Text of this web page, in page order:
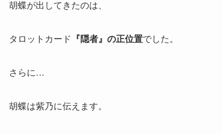
胡蝶が出してきたのは、
タロットカード 『隠者』の正位置でした。
さらに…
胡蝶は紫乃に伝えます。